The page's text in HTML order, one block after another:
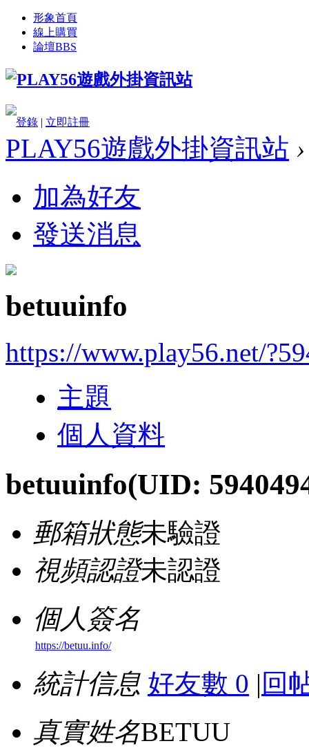
形象首頁
線上購買
論壇BBS
登錄 | 立即註冊
PLAY56遊戲外掛資訊站 ›
加為好友
發送消息
betuuinfo
https://www.play56.net/
主題
個人資料
betuuinfo(UID:
郵箱狀態未驗證
視頻認證未認證
個人簽名
https://betuu.info/
統計信息 好友數 0 | 回
真實姓名BETUU